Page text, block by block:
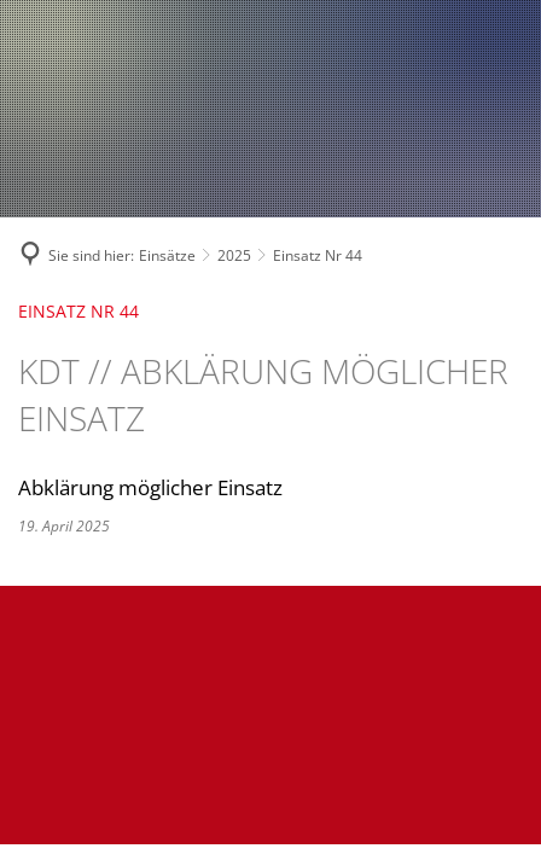
2024
2023
2022
2021
Fachgebiete und
Mannschaft
Jugend
Spielmannszug
Mitglied werden
A
A
A
Sie sind hier: Einsätze 2025 Einsatz Nr 44
EINSATZ NR 44
KDT // ABKLÄRUNG MÖGLICHER
EINSATZ
Abklärung möglicher Einsatz
19. April 2025